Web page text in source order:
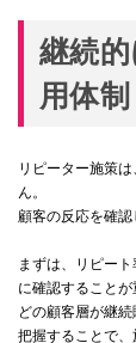
継続
用体制
リピーター施策
ん。
顧客の反応を確認
まずは、リピー
に確認することが
どの顧客層が継
把握することで、